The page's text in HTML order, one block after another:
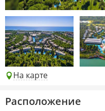
На карте
Расположение